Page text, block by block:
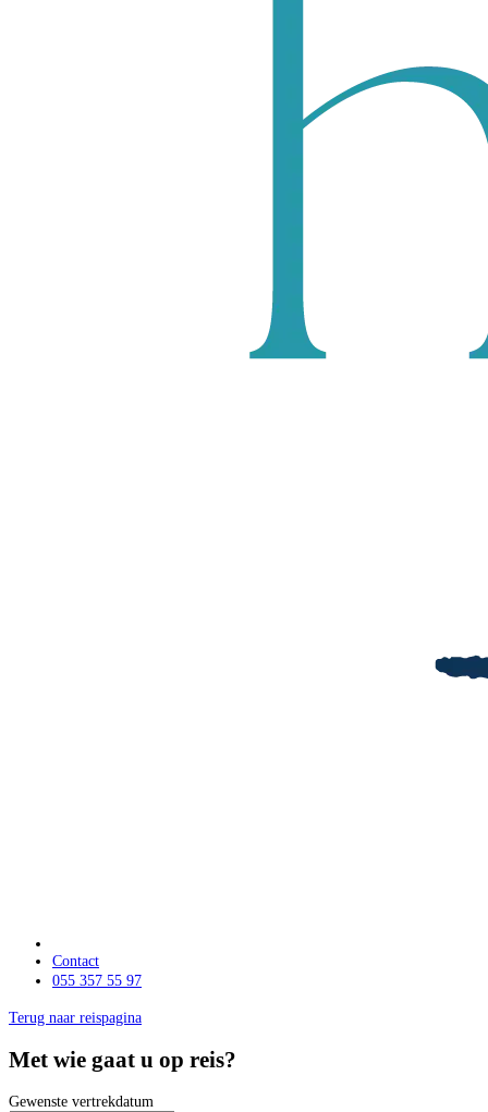
Contact
055 357 55 97
Terug naar reispagina
Met wie gaat u op reis?
Gewenste vertrekdatum